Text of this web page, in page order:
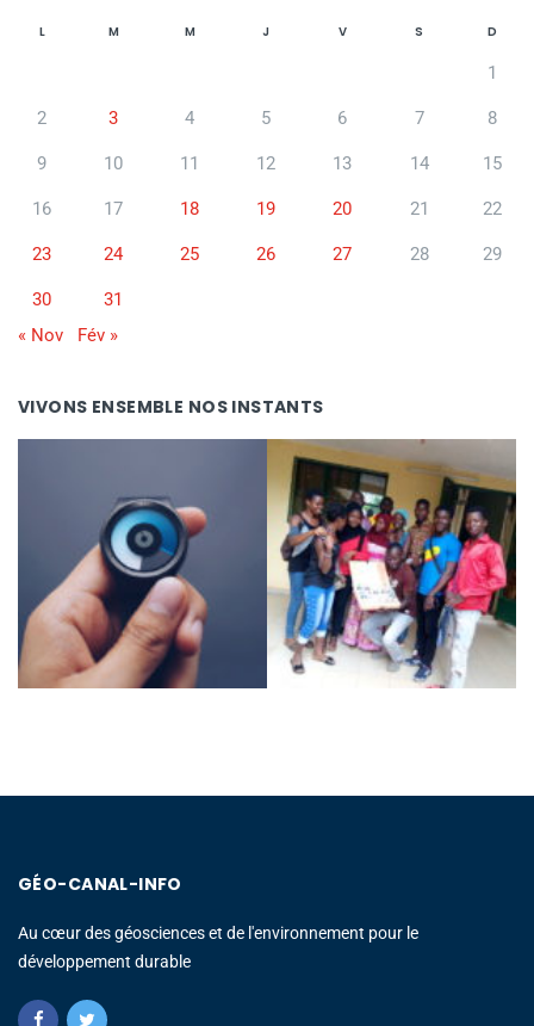
L M M J V S D
1
2 3 4 5 6 7 8
9 10 11 12 13 14 15
16 17 18 19 20 21 22
23 24 25 26 27 28 29
30
31
« Nov
Fév »
VIVONS ENSEMBLE NOS INSTANTS
GÉO-CANAL-INFO
Au cœur des géosciences et de l'environnement pour le
développement durable